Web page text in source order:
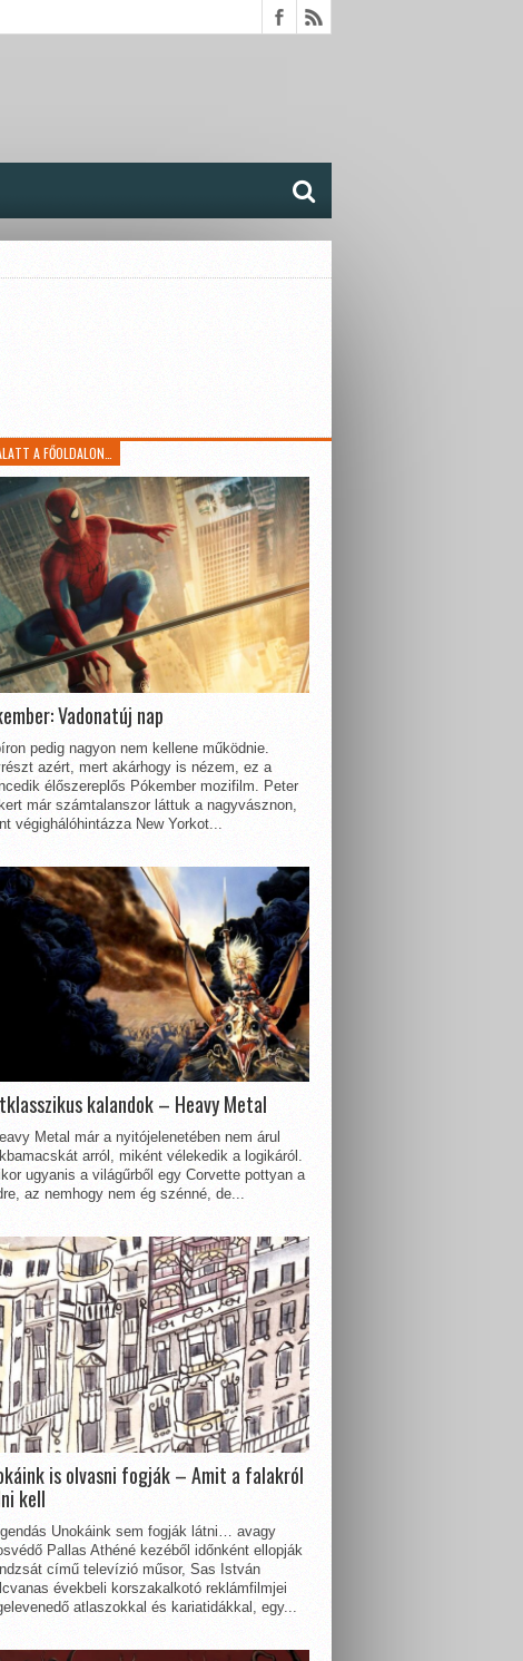
A FŐOLDALON…
Vadonatúj nap
pedig nagyon nem kellene működnie.
azért, mert akárhogy is nézem, ez a
élőszereplős Pókember mozifilm. Peter
már számtalanszor láttuk a nagyvásznon,
végighálóhintázza New Yorkot...
kalandok – Heavy Metal
Metal már a nyitójelenetében nem árul
arról, miként vélekedik a logikáról.
ugyanis a világűrből egy Corvette pottyan a
az nemhogy nem ég szénné, de...
is olvasni fogják – Amit a falakról
kell
Unokáink sem fogják látni… avagy
Pallas Athéné kezéből időnként ellopják
című televízió műsor, Sas István
évekbeli korszakalkotó reklámfilmjei
atlaszokkal és kariatidákkal, egy...